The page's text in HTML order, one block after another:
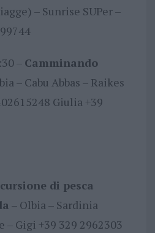
– Sunrise SUPer –
– Camminando
– Cabu Abbas – Raikes
Giulia +39
di pesca
– Olbia – Sardinia
Gigi +39 329 2962303